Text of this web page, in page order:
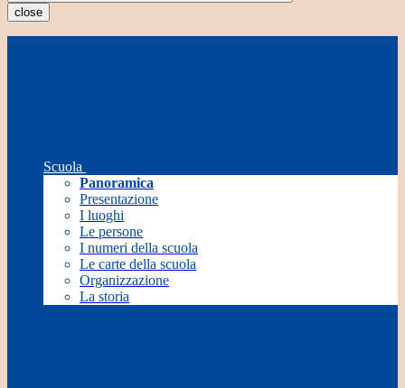
close
Scuola
Panoramica
Presentazione
I luoghi
Le persone
I numeri della scuola
Le carte della scuola
Organizzazione
La storia